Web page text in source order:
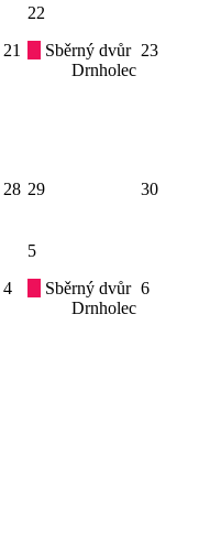
21
22
Sběrný dvůr
Drnholec
23
28 29 30
4
5
Sběrný dvůr
Drnholec
6